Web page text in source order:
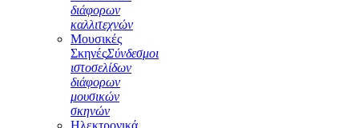
διάφορων
καλλιτεχνών
Μουσικές
ΣκηνέςΣύνδεσμοι
ιστοσελίδων
διάφορων
μουσικών
σκηνών